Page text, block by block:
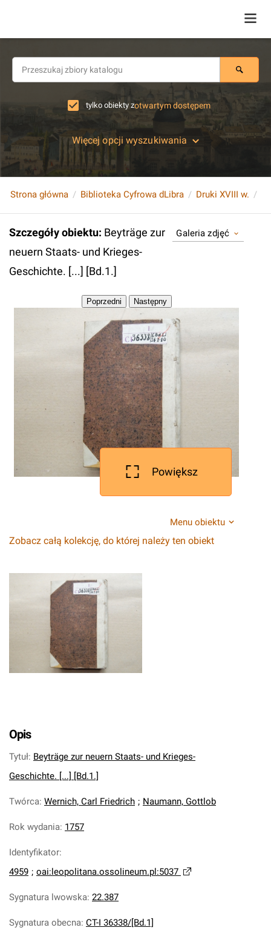
tylko obiekty zotwartym dostępem
Więcej opcji wyszukiwania
Strona główna Biblioteka Cyfrowa dLibra Druki XVIII w.
Szczegóły obiektu: Beyträge zur
neuern Staats- und Krieges-
Geschichte. [...] [Bd.1.]
Galeria zdjęć
Powiększ
Menu obiektu
Zobacz całą kolekcję, do której należy ten obiekt
Opis
Tytuł: Beyträge zur neuern Staats- und Krieges-
Geschichte. [...] [Bd.1.]
Twórca: Wernich, Carl Friedrich ; Naumann, Gottlob
Rok wydania: 1757
Identyfikator:
4959 ; oai:leopolitana.ossolineum.pl:5037
Sygnatura lwowska: 22.387
Sygnatura obecna: CT-I 36338/[Bd.1]